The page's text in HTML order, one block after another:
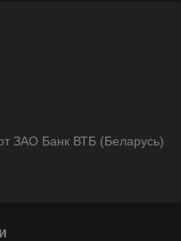
ЗАО Банк ВТБ (Беларусь)